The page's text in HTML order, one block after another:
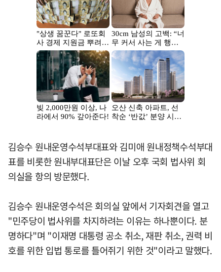
김승수 원내운영수석부대표와 김미애 원내정책수석부대
표를 비롯한 원내부대표단은 이날 오후 국회 법사위 회
의실을 항의 방문했다.
김승수 원내운영수석은 회의실 앞에서 기자회견을 열고
"민주당이 법사위를 차지하려는 이유는 하나뿐이다. 분
명하다"며 "이재명 대통령 공소 취소, 재판 취소, 권력 비
호를 위한 입법 통로를 틀어쥐기 위한 것"이라고 말했다.